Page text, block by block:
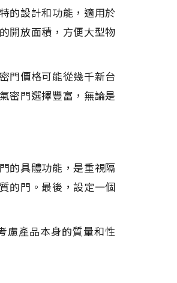
的設計和功能，適用於
開放面積，方便大型物
門價格可能從幾千新台
密門選擇豐富，無論是
的具體功能，是重視隔
的門。最後，設定一個
慮產品本身的質量和性